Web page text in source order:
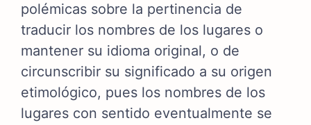
polémicas sobre la pertinencia de
traducir los nombres de los lugares o
mantener su idioma original, o de
circunscribir su significado a su origen
etimológico, pues los nombres de los
lugares con sentido eventualmente se